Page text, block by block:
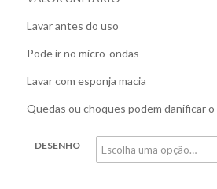
Lavar antes do uso
Pode ir no micro-ondas
Lavar com esponja macia
Quedas ou choques podem danificar
DESENHO